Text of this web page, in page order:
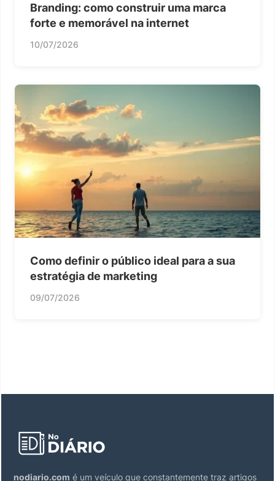
Branding: como construir uma marca
forte e memorável na internet
10/07/2026
Como definir o público ideal para a sua
estratégia de marketing
09/07/2026
nodiario.com é um veículo que constantemente traz artigos